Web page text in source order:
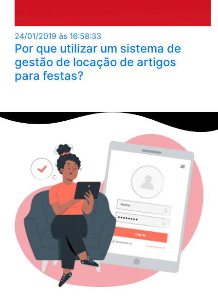
24/01/2019 às 16:58:33
Por que utilizar um sistema de
gestão de locação de artigos
para festas?